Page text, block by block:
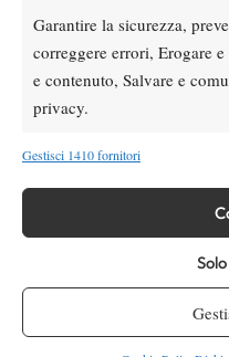
Garantire la sicurezza,
correggere errori, Erogare
e contenuto, Salvare e
privacy.
Gestisci 1410 fornitori
Testata giornalisticaSpazio
10268 del 15/09/2025
Direttore Responsabile:
HOME
WTA
CHALLENGER